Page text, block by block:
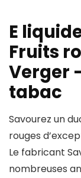
E
Fruits
Verger
tabac
Savourez un
rouges
Le fabricant
nombreuses